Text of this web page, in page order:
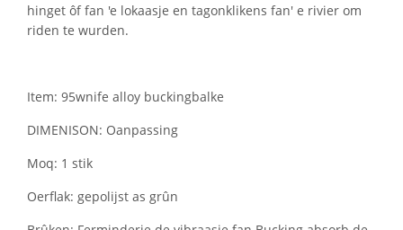
hinget ôf fan 'e lokaasje en tagonklikens fan' e rivier om
riden te wurden.
Item: 95wnife alloy buckingbalke
DIMENISON: Oanpassing
Moq: 1 stik
Oerflak: gepolijst as grûn